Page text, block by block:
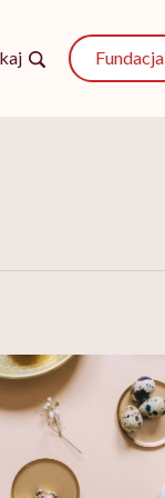
Fundacja